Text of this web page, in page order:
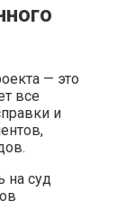
— это
все
и
на суд